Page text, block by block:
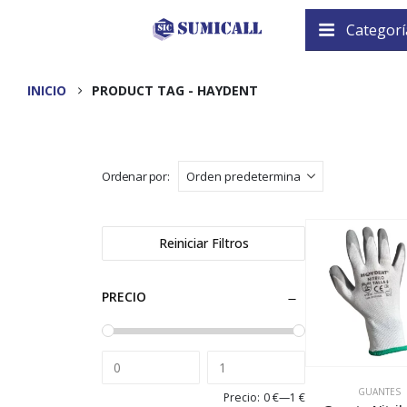
INICIO PRODUCT TAG - HAYDENT
Ordenar por:
Reiniciar Filtros
PRECIO
Precio: 0 €—1 € GUANTES